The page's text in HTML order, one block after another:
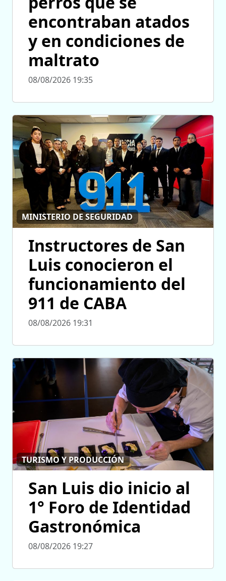
encontraban atados
y en condiciones de
maltrato
08/08/2026 19:35
MINISTERIO DE SEGURIDAD
Instructores de San
Luis conocieron el
funcionamiento del
911 de CABA
08/08/2026 19:31
TURISMO Y PRODUCCIÓN
San Luis dio inicio al
1° Foro de Identidad
Gastronómica
08/08/2026 19:27